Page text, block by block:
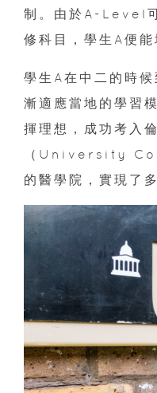
制。由於A-Level
修科目，學生A便能
學生A在中二的時
漸適應當地的學習
揮理想，成功考入
（University
的醫學院，實現了